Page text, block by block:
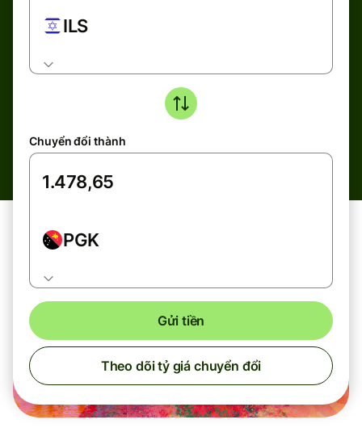
ILS
Chuyển đổi thành
PGK
Gửi tiền
Theo dõi tỷ giá chuyển đổi